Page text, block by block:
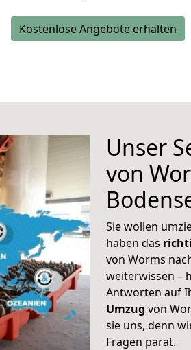
Kostenlose Angebote erhalten
Unser
von
Sie wollen
haben das
von Worms
weiterwissen –
Antworten auf
Umzug von
sie uns, denn
Fragen parat.